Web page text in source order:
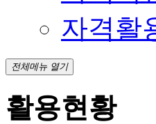
자격활
전체메뉴 열기
활용현황